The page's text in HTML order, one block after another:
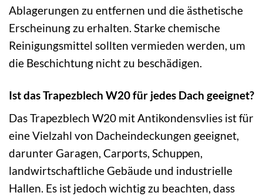
Ablagerungen zu entfernen und die ästhetische
Erscheinung zu erhalten. Starke chemische
Reinigungsmittel sollten vermieden werden, um
die Beschichtung nicht zu beschädigen.
Ist das Trapezblech W20 für jedes Dach geeignet?
Das Trapezblech W20 mit Antikondensvlies ist für
eine Vielzahl von Dacheindeckungen geeignet,
darunter Garagen, Carports, Schuppen,
landwirtschaftliche Gebäude und industrielle
Hallen. Es ist jedoch wichtig zu beachten, dass